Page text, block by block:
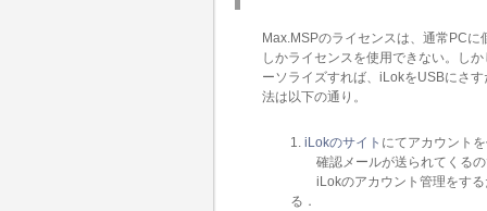
Max.MSPのライセンスは、通常PC
しかライセンスを使用できない。し
ーソライズすれば、iLokをUSBにさ
法は以下の通り。
iLokのサイト にてアカウント
確認メールが送られてくるの
iLokのアカウント管理をする
る．